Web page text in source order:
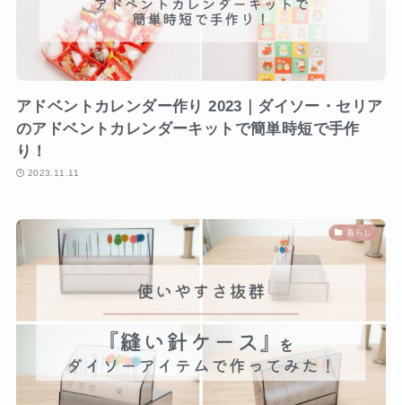
アドベントカレンダー作り 2023｜ダイソー・セリア
のアドベントカレンダーキットで簡単時短で手作
り！
2023.11.11
暮らし